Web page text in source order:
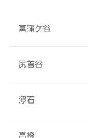
菖蒲ケ谷
尻首谷
濘石